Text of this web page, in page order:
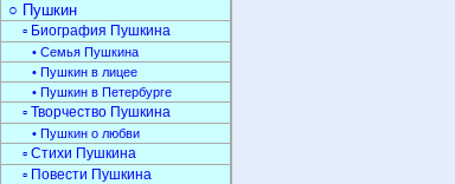
○ Пушкин
▫ Биография Пушкина
• Семья Пушкина
• Пушкин в лицее
• Пушкин в Петербурге
▫ Творчество Пушкина
• Пушкин о любви
▫ Стихи Пушкина
▫ Повести Пушкина